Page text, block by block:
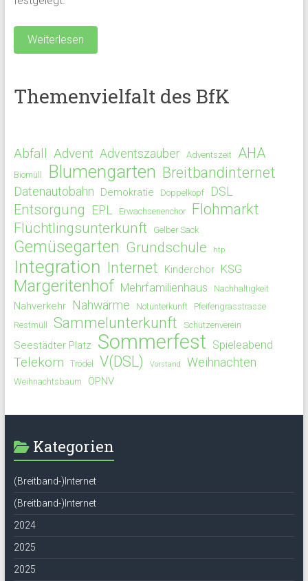
Weiterlesen
Themenvielfalt des BfK
Abfall Advent Adventszauber Adventszeit AHA
Biomüll Blumengarten Breitbandinternet
Datenautobahn Demokratie Doppelkopf DSL
Entsorgung EPL Erwachsenenchor Flohmarkt
Flüchtlingsunterkunft Gelber Sack
Gemüsegarten Grundschule htp
Integration Internet Kinderchor KSG
Margeritenhof Mehrfamilienhaus Nachhaltigkeit
Nahverkehr Nahwärme Notunterkunft
Pfeifengrasstrasse
Restmüll
Sammelunterkunft Schützenverein
Seestädter Platz Sommerfest Spieleabend
Telekom Trödel V(DSL) Vorstand Weihnachten
Weihnachtsbaum ÖPNV
Kategorien
(Breitband-)Internet
(Breitband-)Internet
2024
2025
2025